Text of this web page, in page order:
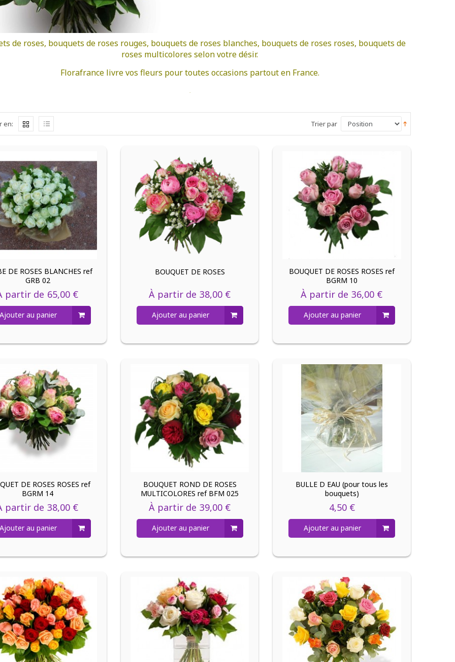
de roses, bouquets de roses rouges, bouquets de roses blanches, bouquets de roses roses, bouquets de
roses multicolores selon votre désir.
Florafrance livre vos fleurs pour toutes occasions partout en France.
.
en: Trier par
DE ROSES BLANCHES ref
GRB 02
partir de 65,00 €
Ajouter au panier
BOUQUET DE ROSES
À partir de 38,00 €
Ajouter au panier
BOUQUET DE ROSES ROSES ref
BGRM 10
À partir de 36,00 €
Ajouter au panier
DE ROSES ROSES ref
BGRM 14
partir de 38,00 €
Ajouter au panier
BOUQUET ROND DE ROSES
MULTICOLORES ref BFM 025
À partir de 39,00 €
Ajouter au panier
BULLE D EAU (pour tous les
bouquets)
4,50 €
Ajouter au panier